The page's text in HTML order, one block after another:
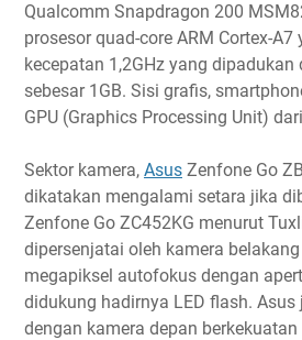
Qualcomm Snapdragon 200
prosesor quad-core ARM Cortex-
kecepatan 1,2GHz yang dipadukan
sebesar 1GB. Sisi grafis,
GPU (Graphics Processing Unit)
Sektor kamera, Asus Zenfone Go
dikatakan mengalami setara jika
Zenfone Go ZC452KG menurut
dipersenjatai oleh kamera
megapiksel autofokus dengan
didukung hadirnya LED flash.
dengan kamera depan